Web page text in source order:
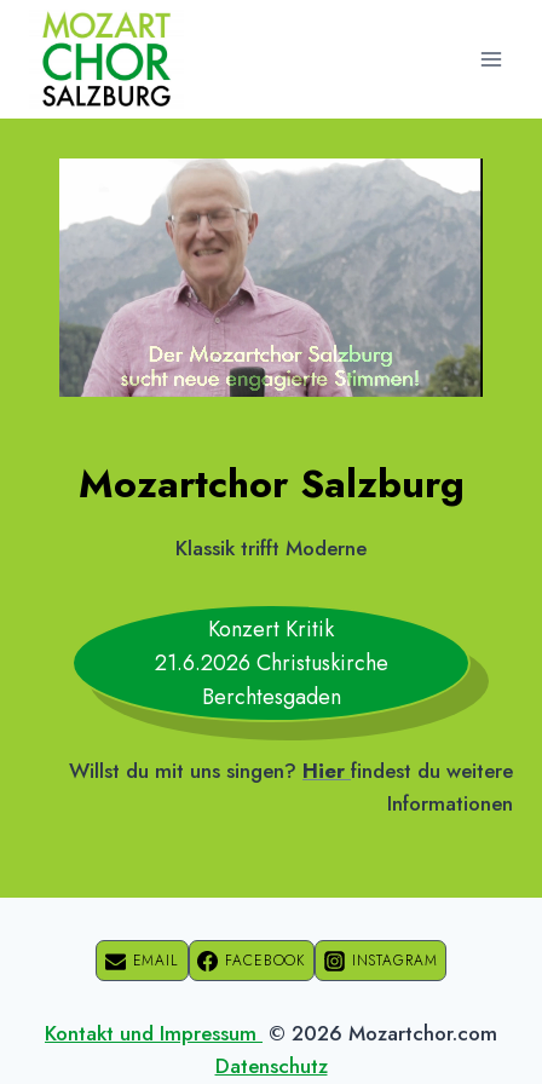
Inhalt
springen
Mozartchor Salzburg
Klassik trifft Moderne
Konzert Kritik
21.6.2026 Christuskirche
Berchtesgaden
Willst du mit uns singen? Hier findest du weitere
Informationen
EMAIL FACEBOOK INSTAGRAM
Kontakt und Impressum © 2026 Mozartchor.com
Datenschutz